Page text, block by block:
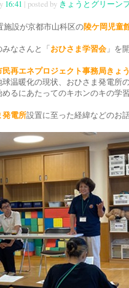
16:41 | posted by きょうとグリーン
施設が京都市山科区の陵ケ岡児童
なさんと「 おひさま学習会 」を
民再エネプロジェクト事務局きょ
温暖化の現状、おひさま発電所
めるにあたってのキホンのキの学
発電所設置に至った経緯などのお